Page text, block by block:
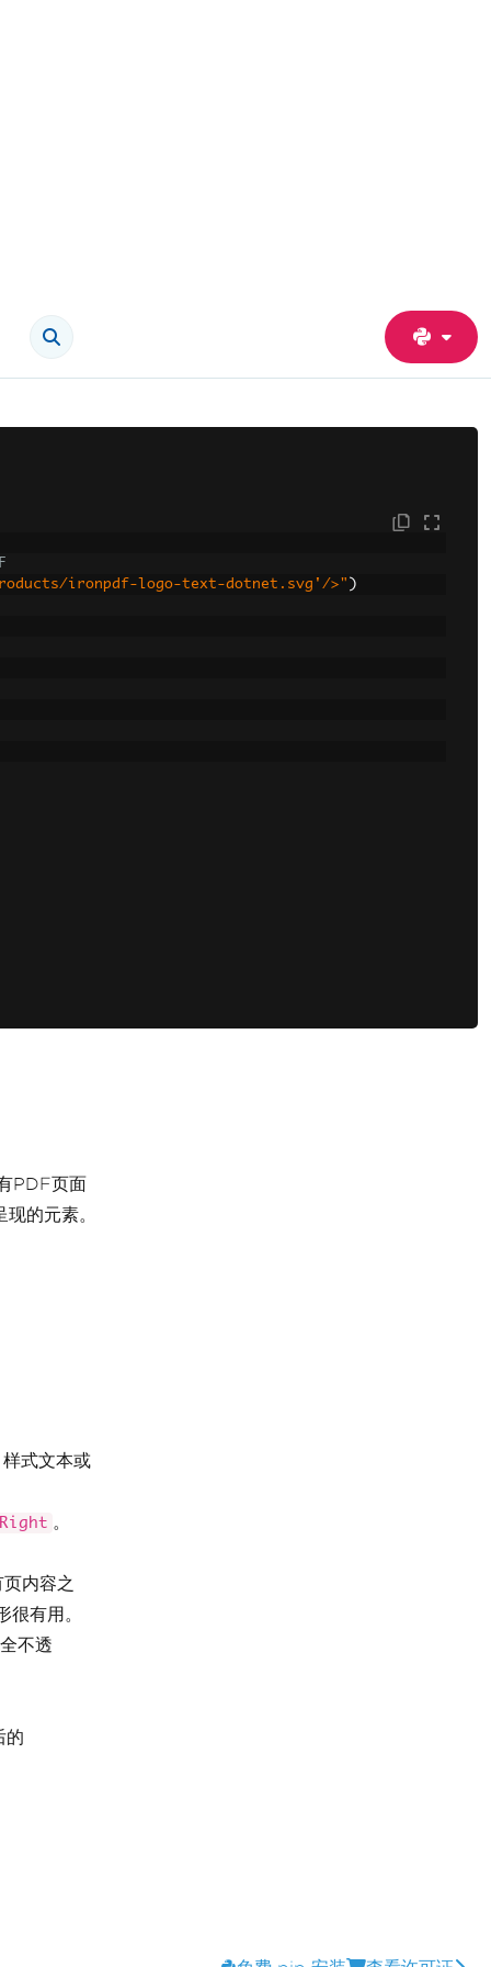
ironpdf-logo-text-dotnet.svg'/>" )
PDF页面
的元素。
式文本或
Right 。
页内容之
很有用。
不透
的